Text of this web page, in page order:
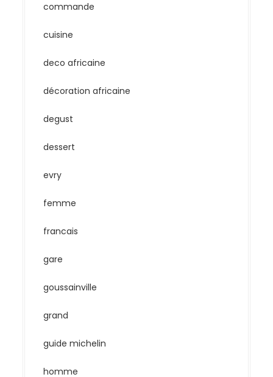
commande
cuisine
deco africaine
décoration africaine
degust
dessert
evry
femme
francais
gare
goussainville
grand
guide michelin
homme